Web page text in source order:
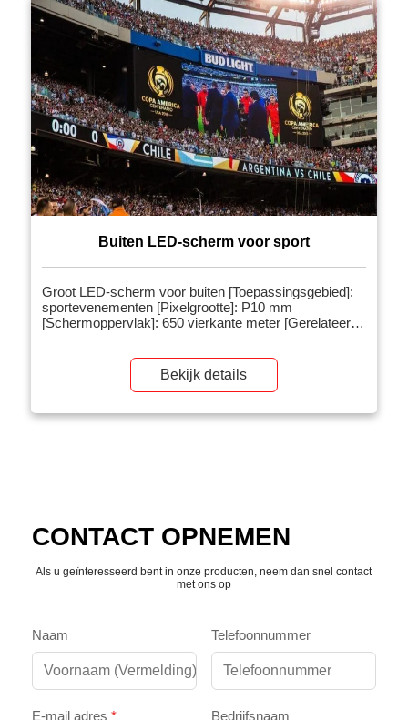
Buiten LED-scherm voor sport
Groot LED-scherm voor buiten [Toepassingsgebied]:
sportevenementen [Pixelgrootte]: P10 mm
[Schermoppervlak]: 650 vierkante meter [Gerelateerde
zijn erg belangrijk in stadions. Ze kunnen niet alleen
realtime de wedstrijd uitzenden, maar ook prachtige
Bekijk details
CONTACT OPNEMEN
Als u geïnteresseerd bent in onze producten, neem dan snel contact
met ons op
Naam Telefoonnummer
E-mail adres * Bedrijfsnaam